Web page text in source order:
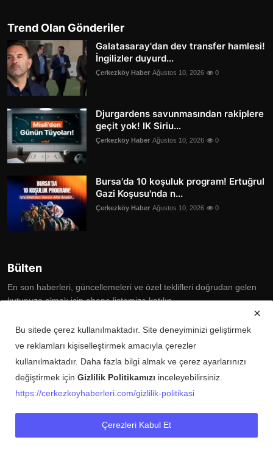
Trend Olan Gönderiler
Galatasaray'dan dev transfer hamlesi!
İngilizler duyurd...
Çerkezköy Haber Ağustos 10, 2026 0
Djurgardens savunmasından rakiplere
geçit yok! IK Siriu...
Çerkezköy Haber Ağustos 10, 2026 0
Bursa'da 10 koşuluk program! Ertuğrul
Gazi Koşusu'nda n...
Çerkezköy Haber Ağustos 10, 2026 0
Bülten
En son haberleri, güncellemeleri ve özel teklifleri doğrudan gelen
kutunuza almak için abone listemize katılın
Subscribe
Copyright © 2025 Çerkezköy Haberleri Tüm Hakları Saklıdır.
Künye Şartlar ve Koşullar Gizlilik Politikası İletişim
Bu sitede çerez kullanılmaktadır. Site deneyiminizi geliştirmek
ve reklamları kişiselleştirmek amacıyla çerezler
kullanılmaktadır. Daha fazla bilgi almak ve çerez ayarlarınızı
değiştirmek için Gizlilik Politikamızı inceleyebilirsiniz.
https://cerkezkoyhaberleri.com/gizlilik-politikasi
Çerezleri Kabul Et